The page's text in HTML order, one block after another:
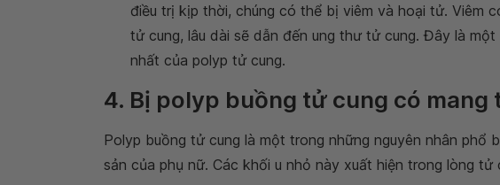
điều trị kịp thời, chúng có thể bị viêm và hoại tử. Viêm
tử cung, lâu dài sẽ dẫn đến ung thư tử cung. Đây là
nhất của polyp tử cung.
4. Bị polyp buồng tử cung có mang
Polyp buồng tử cung là một trong những nguyên nhân phổ
sản của phụ nữ. Các khối u nhỏ này xuất hiện trong lòng